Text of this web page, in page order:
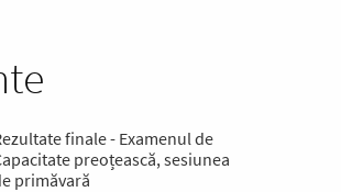
finale - Examenul de
preoțească, sesiunea
primăvară